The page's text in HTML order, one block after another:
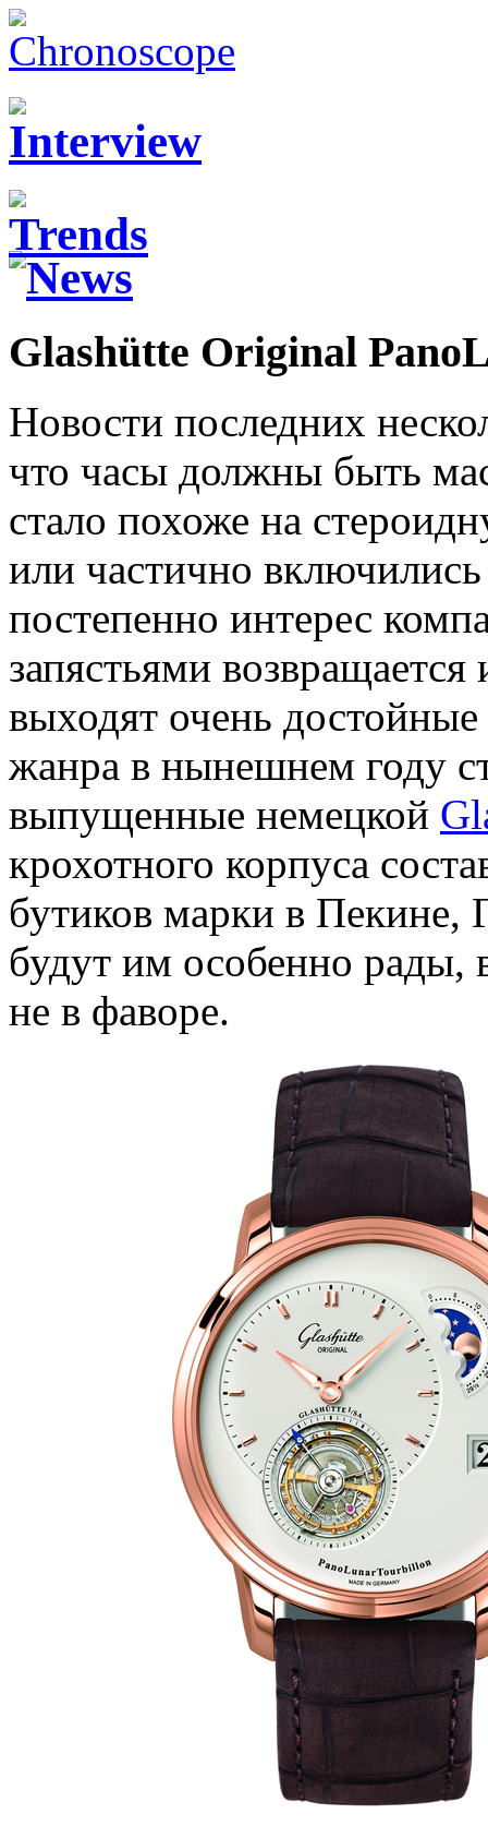
Glashütte Original
Новости последних
что часы должны быть
стало похоже на
или частично
постепенно интерес
запястьями
выходят очень
жанра в нынешнем году
выпущенные немецкой
крохотного корпуса
бутиков марки в Пекине,
будут им особенно рады,
не в фаворе.